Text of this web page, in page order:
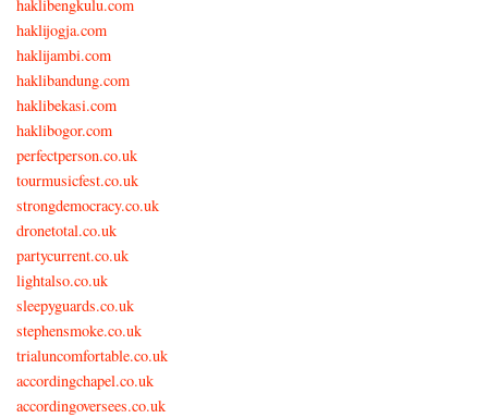
haklibengkulu.com
haklijogja.com
haklijambi.com
haklibandung.com
haklibekasi.com
haklibogor.com
perfectperson.co.uk
tourmusicfest.co.uk
strongdemocracy.co.uk
dronetotal.co.uk
partycurrent.co.uk
lightalso.co.uk
sleepyguards.co.uk
stephensmoke.co.uk
trialuncomfortable.co.uk
accordingchapel.co.uk
accordingoversees.co.uk